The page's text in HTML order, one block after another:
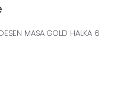
MASA GOLD HALKA 6